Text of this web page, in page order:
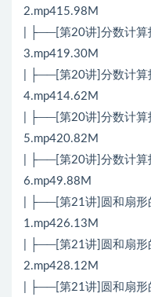
2.mp415.98M
| ├──[第20讲]分数计算
3.mp419.30M
| ├──[第20讲]分数计算
4.mp414.62M
| ├──[第20讲]分数计算
5.mp420.82M
| ├──[第20讲]分数计算
6.mp49.88M
| ├──[第21讲]圆和扇形
1.mp426.13M
| ├──[第21讲]圆和扇形
2.mp428.12M
| ├──[第21讲]圆和扇形